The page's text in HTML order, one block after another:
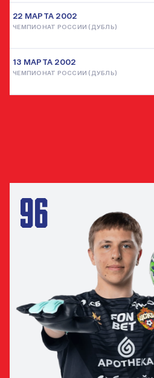
22 МАРТА 2002
ЧЕМПИОНАТ РОССИИ (ДУБЛЬ)
13 МАРТА 2002
ЧЕМПИОНАТ РОССИИ (ДУБЛЬ)
96